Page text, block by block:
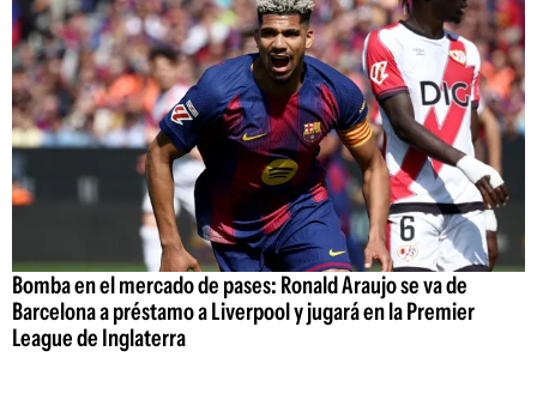
Bomba en el mercado de pases: Ronald Araujo se va de
Barcelona a préstamo a Liverpool y jugará en la Premier
League de Inglaterra